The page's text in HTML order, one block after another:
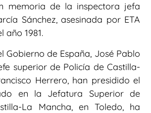
memoria de la inspectora jefa
Sánchez, asesinada por ETA
año 1981.
Gobierno de España, José Pablo
superior de Policía de Castilla-
Herrero, han presidido el
en la Jefatura Superior de
La Mancha, en Toledo, ha